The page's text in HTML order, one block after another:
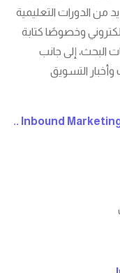
الدورات التعليمية
وخصوصًا كتابة
البحث، إلى جانب
وأخبار التسويق
ما هو التسويق الداخلي Inbound Marketing ..